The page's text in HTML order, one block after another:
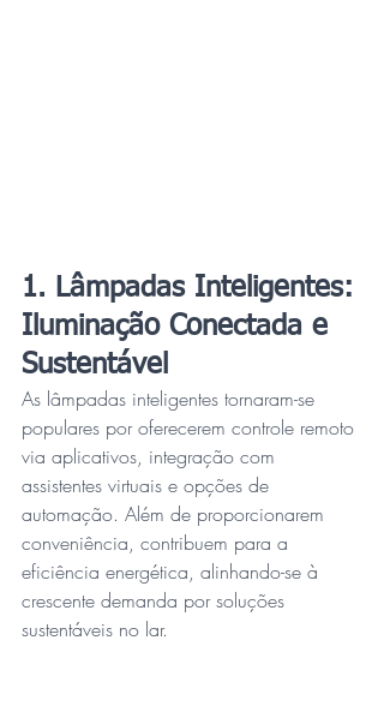
1. Lâmpadas Inteligentes:
Iluminação Conectada e
Sustentável
As lâmpadas inteligentes tornaram-se
populares por oferecerem controle remoto
via aplicativos, integração com
assistentes virtuais e opções de
automação. Além de proporcionarem
conveniência, contribuem para a
eficiência energética, alinhando-se à
crescente demanda por soluções
sustentáveis no lar.